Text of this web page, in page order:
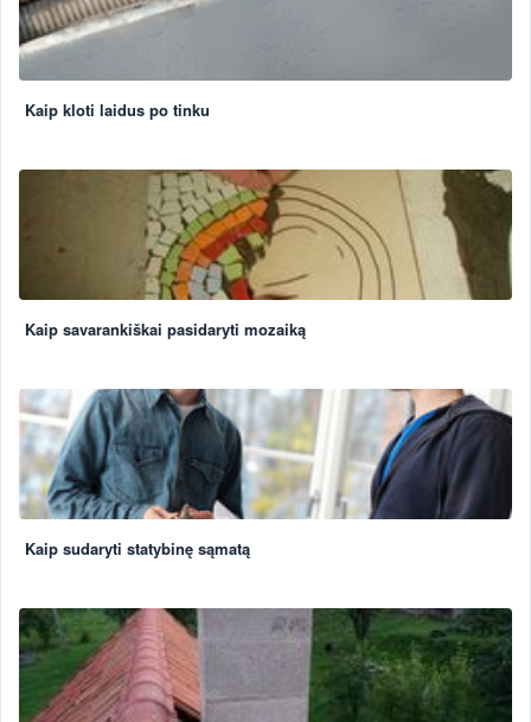
Kaip kloti laidus po tinku
Kaip savarankiškai pasidaryti mozaiką
Kaip sudaryti statybinę sąmatą